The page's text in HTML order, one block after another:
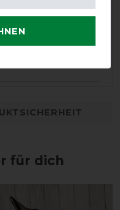
für dich